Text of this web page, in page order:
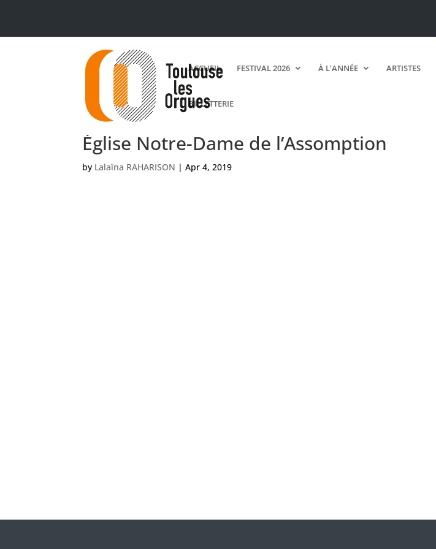
ACCUEIL FESTIVAL 2026 À L’ANNÉE ARTISTES
BILLETTERIE
Église Notre-Dame de l’Assomption
by Lalaïna RAHARISON |Apr 4, 2019